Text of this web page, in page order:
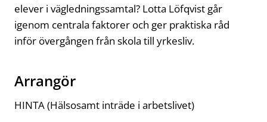
elever i vägledningssamtal? Lotta Löfqvist går
igenom centrala faktorer och ger praktiska råd
inför övergången från skola till yrkesliv.
Arrangör
HINTA (Hälsosamt inträde i arbetslivet)